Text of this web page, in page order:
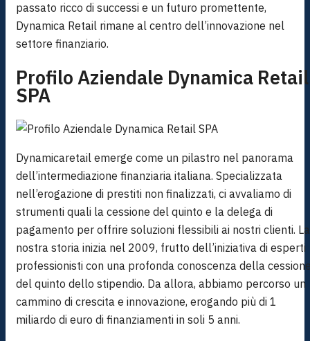
passato ricco di successi e un futuro promettente,
Dynamica Retail rimane al centro dell’innovazione nel
settore finanziario.
Profilo Aziendale Dynamica Retail
SPA
Dynamicaretail emerge come un pilastro nel panorama
dell’intermediazione finanziaria italiana. Specializzata
nell’erogazione di prestiti non finalizzati, ci avvaliamo di
strumenti quali la cessione del quinto e la delega di
pagamento per offrire soluzioni flessibili ai nostri clienti. La
nostra storia inizia nel 2009, frutto dell’iniziativa di esperti
professionisti con una profonda conoscenza della
del quinto dello stipendio. Da allora, abbiamo percorso un
cammino di crescita e innovazione, erogando più di 1
miliardo di euro di finanziamenti in soli 5 anni.